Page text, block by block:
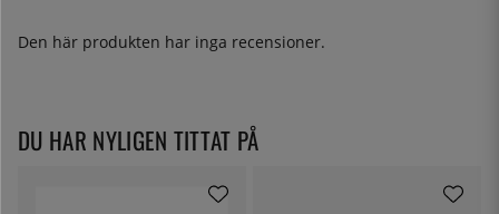
Den här produkten har inga recensioner.
DU HAR NYLIGEN TITTAT PÅ